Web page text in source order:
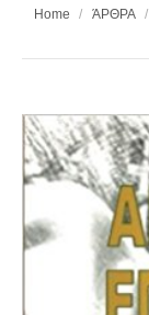
You are here:
Home ΆΡΘΡΑ